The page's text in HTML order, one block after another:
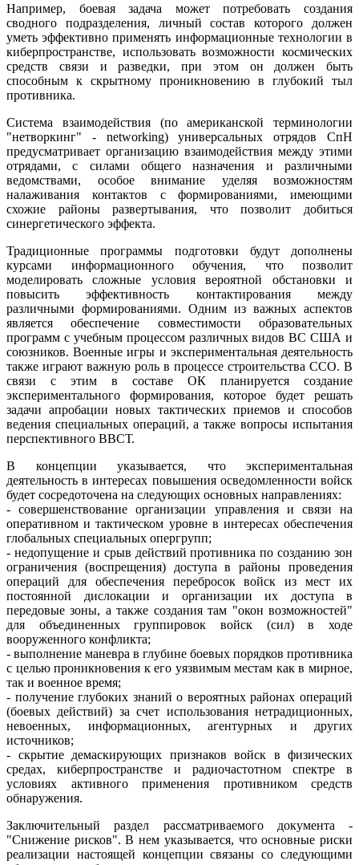
Например, боевая задача может потребовать создания
сводного подразделения, личный состав которого должен
уметь эффективно применять информационные технологии в
киберпространстве, использовать возможности космических
средств связи и разведки, при этом он должен быть
способным к скрытному проникновению в глубокий тыл
противника.
Система взаимодействия (по американской терминологии
"нетворкинг" - networking) универсальных отрядов СпН
предусматривает организацию взаимодействия между этими
отрядами, с силами общего назначения и различными
ведомствами, особое внимание уделяя возможностям
налаживания контактов с формированиями, имеющими
схожие районы развертывания, что позволит добиться
синергетического эффекта.
Традиционные программы подготовки будут дополнены
курсами информационного обучения, что позволит
моделировать сложные условия вероятной обстановки и
повысить эффективность контактирования между
различными формированиями. Одним из важных аспектов
является обеспечение совместимости образовательных
программ с учебным процессом различных видов ВС США и
союзников. Военные игры и экспериментальная деятельность
также играют важную роль в процессе строительства ССО. В
связи с этим в составе ОК планируется создание
экспериментального формирования, которое будет решать
задачи апробации новых тактических приемов и способов
ведения специальных операций, а также вопросы испытания
перспективного ВВСТ.
В концепции указывается, что экспериментальная
деятельность в интересах повышения осведомленности войск
будет сосредоточена на следующих основных направлениях:
- совершенствование организации управления и связи на
оперативном и тактическом уровне в интересах обеспечения
глобальных специальных опергрупп;
- недопущение и срыв действий противника по созданию зон
ограничения (воспрещения) доступа в районы проведения
операций для обеспечения перебросок войск из мест их
постоянной дислокации и организации их доступа в
передовые зоны, а также создания там "окон возможностей"
для объединенных группировок войск (сил) в ходе
вооруженного конфликта;
- выполнение маневра в глубине боевых порядков противника
с целью проникновения к его уязвимым местам как в мирное,
так и военное время;
- получение глубоких знаний о вероятных районах операций
(боевых действий) за счет использования нетрадиционных,
невоенных, информационных, агентурных и других
источников;
- скрытие демаскирующих признаков войск в физических
средах, киберпространстве и радиочастотном спектре в
условиях активного применения противником средств
обнаружения.
Заключительный раздел рассматриваемого документа -
"Снижение рисков". В нем указывается, что основные риски
реализации настоящей концепции связаны со следующими